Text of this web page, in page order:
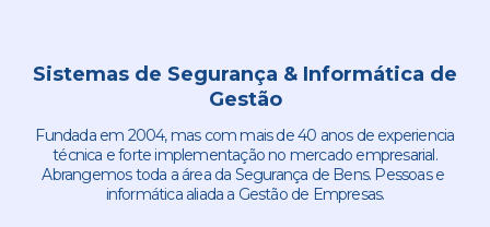
Sistemas de Segurança & Informática de
Gestão
Fundada em 2004, mas com mais de 40 anos de experiencia
técnica e forte implementação no mercado empresarial.
Abrangemos toda a área da Segurança de Bens. Pessoas e
informática aliada a Gestão de Empresas.